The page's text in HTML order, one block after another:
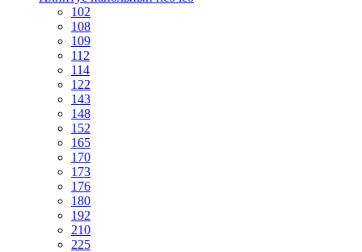
102
108
109
112
114
122
143
148
152
165
170
173
176
180
192
210
225